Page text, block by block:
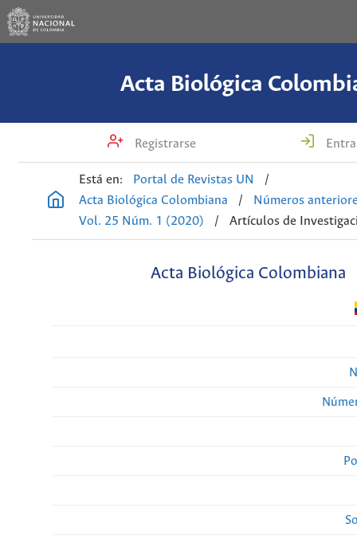
Acta Biológica
Registrarse
Está en: Portal de Revistas UN
/
Acta Biológica Colombiana
/
Números
Vol. 25 Núm. 1 (2020)
/ Artículos de
Acta Biológica Colombiana